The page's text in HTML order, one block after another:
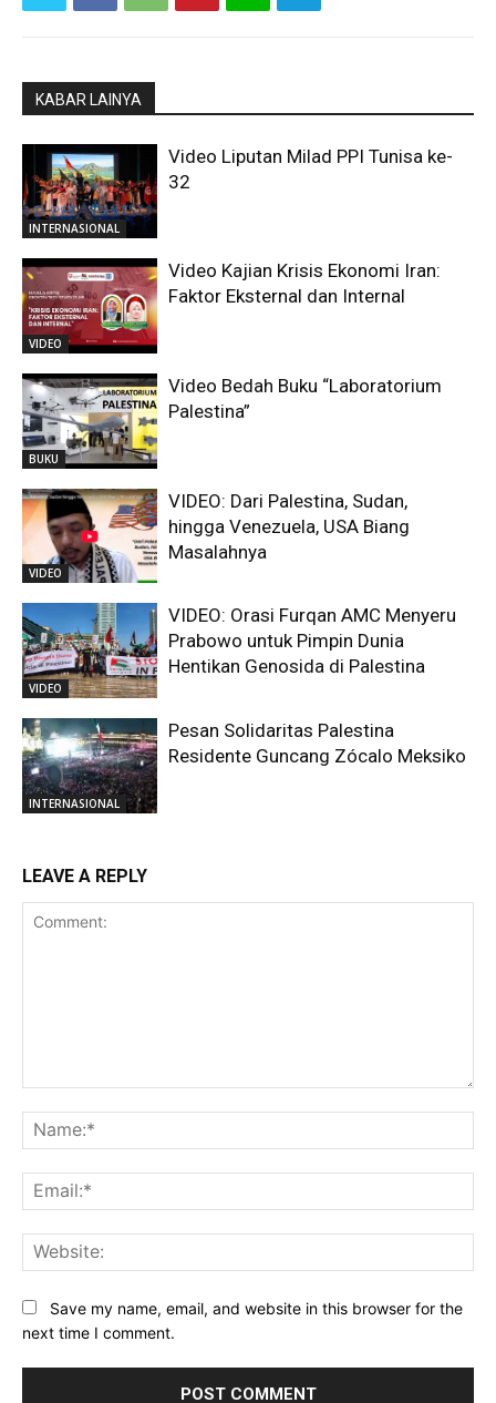
KABAR LAINYA
INTERNASIONAL
Video Liputan Milad PPI Tunisa ke-
32
VIDEO
Video Kajian Krisis Ekonomi Iran:
Faktor Eksternal dan Internal
BUKU
Video Bedah Buku “Laboratorium
Palestina”
VIDEO
VIDEO: Dari Palestina, Sudan,
hingga Venezuela, USA Biang
Masalahnya
VIDEO
VIDEO: Orasi Furqan AMC Menyeru
Prabowo untuk Pimpin Dunia
Hentikan Genosida di Palestina
INTERNASIONAL
Pesan Solidaritas Palestina
Residente Guncang Zócalo Meksiko
LEAVE A REPLY
Save my name, email, and website in this browser for the
next time I comment.